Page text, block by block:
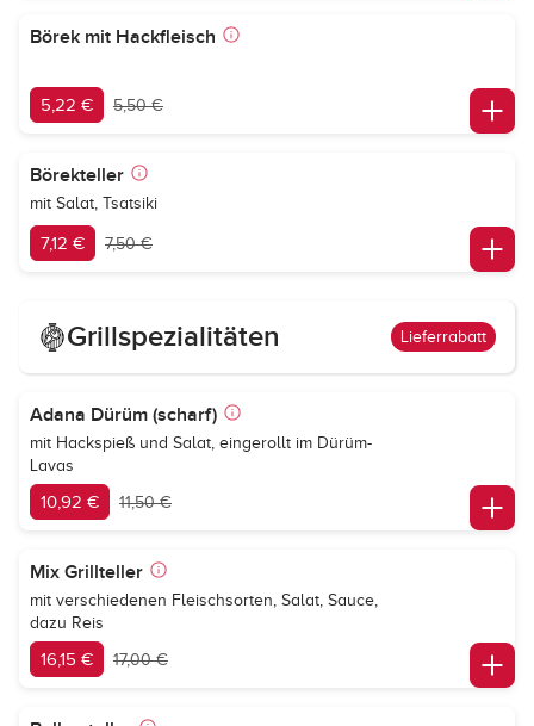
Börek mit Hackfleisch
5,22 € 5,50 €
Börekteller
mit Salat, Tsatsiki
7,12 € 7,50 €
Grillspezialitäten Lieferrabatt
Adana Dürüm (scharf)
mit Hackspieß und Salat, eingerollt im Dürüm-
Lavas
10,92 € 11,50 €
Mix Grillteller
mit verschiedenen Fleischsorten, Salat, Sauce,
dazu Reis
16,15 € 17,00 €